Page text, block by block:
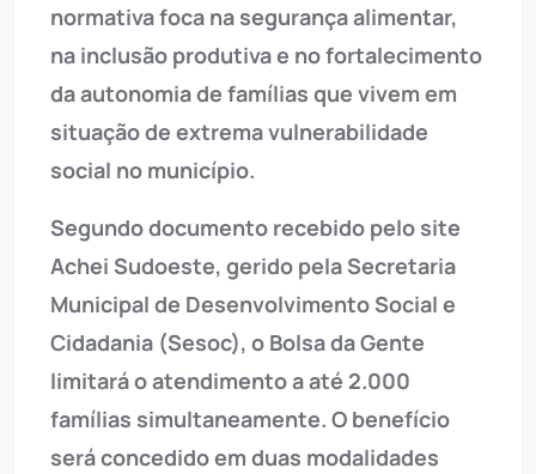
normativa foca na segurança alimentar,
na inclusão produtiva e no fortalecimento
da autonomia de famílias que vivem em
situação de extrema vulnerabilidade
social no município.
Segundo documento recebido pelo site
Achei Sudoeste, gerido pela Secretaria
Municipal de Desenvolvimento Social e
Cidadania (Sesoc), o Bolsa da Gente
limitará o atendimento a até 2.000
famílias simultaneamente. O benefício
será concedido em duas modalidades